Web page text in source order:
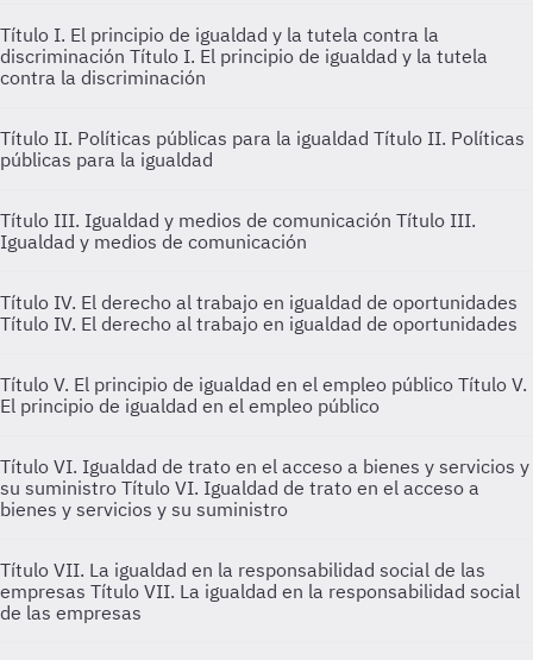
Título I. El principio de igualdad y la tutela contra la
discriminación Título I. El principio de igualdad y la tutela
contra la discriminación
Título II. Políticas públicas para la igualdad Título II. Políticas
públicas para la igualdad
Título III. Igualdad y medios de comunicación Título III.
Igualdad y medios de comunicación
Título IV. El derecho al trabajo en igualdad de oportunidades
Título IV. El derecho al trabajo en igualdad de oportunidades
Título V. El principio de igualdad en el empleo público Título V.
El principio de igualdad en el empleo público
Título VI. Igualdad de trato en el acceso a bienes y servicios y
su suministro Título VI. Igualdad de trato en el acceso a
bienes y servicios y su suministro
Título VII. La igualdad en la responsabilidad social de las
empresas Título VII. La igualdad en la responsabilidad social
de las empresas